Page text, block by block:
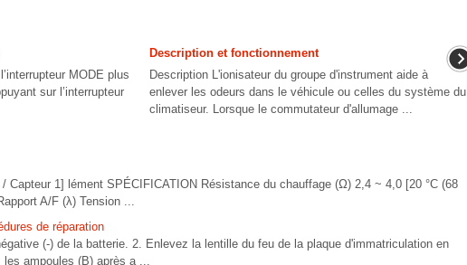
MODE plus
sur l’interrupteur
Description et fonctionnement
Description L'ionisateur du groupe d'instrument aide à
enlever les odeurs dans le véhicule ou celles du système du
climatiseur. Lorsque le commutateur d'allumage ...
Capteur 1] lément SPÉCIFICATION Résistance du chauffage (Ω) 2,4 ~ 4,0 [20 °C (68
A/F (λ) Tension ...
de réparation
(-) de la batterie. 2. Enlevez la lentille du feu de la plaque d'immatriculation en
ampoules (B) après a ...